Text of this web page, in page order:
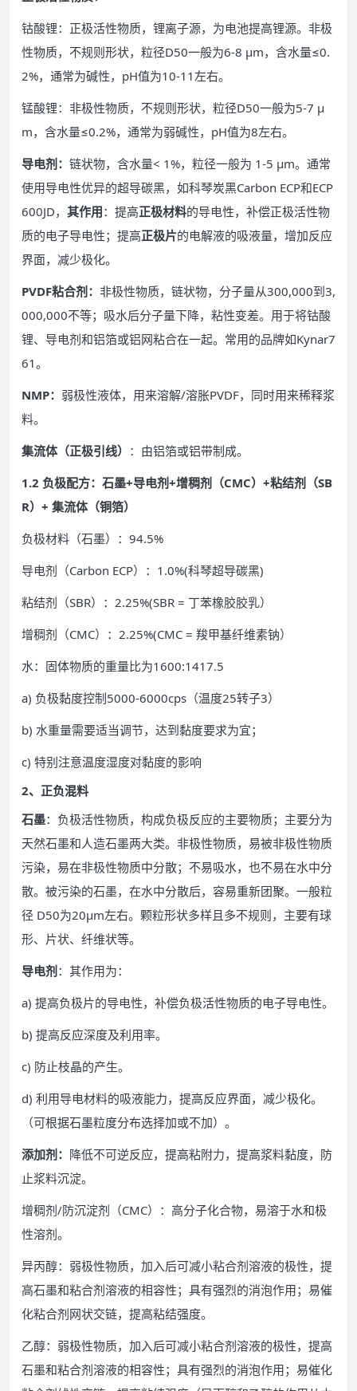
钴酸锂：正极活性物质，锂离子源，为电池提高锂源。非极
性物质，不规则形状，粒径D50一般为6-8 μm，含水量≤0.
2%，通常为碱性，pH值为10-11左右。
锰酸锂：非极性物质，不规则形状，粒径D50一般为5-7 μ
m，含水量≤0.2%，通常为弱碱性，pH值为8左右。
导电剂： 链状物，含水量< 1%，粒径一般为 1-5 μm。通常
使用导电性优异的超导碳黑，如科琴炭黑Carbon ECP和ECP
600JD， 其作用：提高正极材料的导电性，补偿正极活性物
质的电子导电性；提高正极片的电解液的吸液量，增加反应
界面，减少极化。
PVDF粘合剂： 非极性物质，链状物，分子量从300,000到3,
000,000不等；吸水后分子量下降，粘性变差。用于将钴酸
锂、导电剂和铝箔或铝网粘合在一起。常用的品牌如Kynar7
61。
NMP： 弱极性液体，用来溶解/溶胀PVDF，同时用来稀释浆
料。
集流体（正极引线） ：由铝箔或铝带制成。
1.2 负极配方：石墨+导电剂+增稠剂（CMC）+粘结剂（SB
R）+ 集流体（铜箔）
负极材料（石墨）：94.5%
导电剂（Carbon ECP）：1.0%(科琴超导碳黑)
粘结剂（SBR）：2.25%(SBR = 丁苯橡胶胶乳）
增稠剂（CMC）：2.25%(CMC = 羧甲基纤维素钠）
水：固体物质的重量比为1600:1417.5
a) 负极黏度控制5000-6000cps（温度25转子3）
b) 水重量需要适当调节，达到黏度要求为宜；
c) 特别注意温度湿度对黏度的影响
2、正负混料
石墨：负极活性物质，构成负极反应的主要物质；主要分为
天然石墨和人造石墨两大类。非极性物质，易被非极性物质
污染，易在非极性物质中分散；不易吸水，也不易在水中分
散。被污染的石墨，在水中分散后，容易重新团聚。一般粒
径 D50为20μm左右。颗粒形状多样且多不规则，主要有球
形、片状、纤维状等。
导电剂：其作用为：
a) 提高负极片的导电性，补偿负极活性物质的电子导电性。
b) 提高反应深度及利用率。
c) 防止枝晶的产生。
d) 利用导电材料的吸液能力，提高反应界面，减少极化。
（可根据石墨粒度分布选择加或不加）。
添加剂： 降低不可逆反应，提高粘附力，提高浆料黏度，防
止浆料沉淀。
增稠剂/防沉淀剂（CMC）：高分子化合物，易溶于水和极
性溶剂。
异丙醇：弱极性物质，加入后可减小粘合剂溶液的极性，提
高石墨和粘合剂溶液的相容性；具有强烈的消泡作用；易催
化粘合剂网状交链，提高粘结强度。
乙醇：弱极性物质，加入后可减小粘合剂溶液的极性，提高
石墨和粘合剂溶液的相容性；具有强烈的消泡作用；易催化